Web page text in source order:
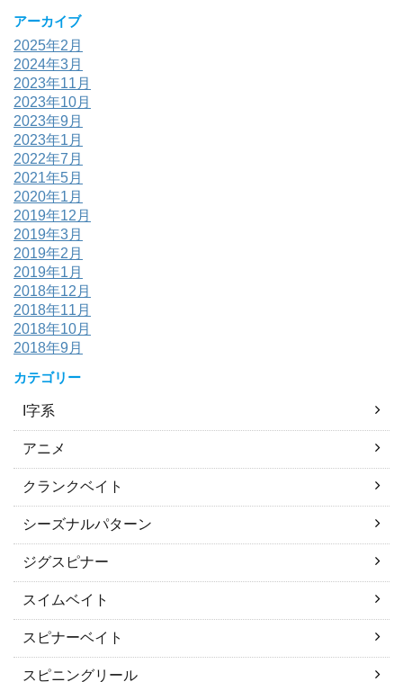
アーカイブ
2025年2月
2024年3月
2023年11月
2023年10月
2023年9月
2023年1月
2022年7月
2021年5月
2020年1月
2019年12月
2019年3月
2019年2月
2019年1月
2018年12月
2018年11月
2018年10月
2018年9月
カテゴリー
I字系
アニメ
クランクベイト
シーズナルパターン
ジグスピナー
スイムベイト
スピナーベイト
スピニングリール